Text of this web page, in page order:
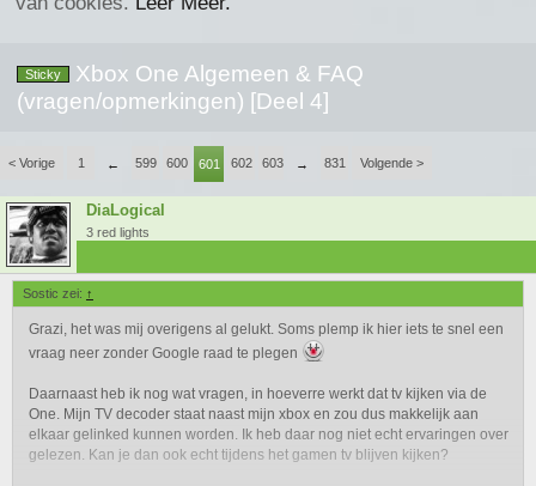
Sticky
Xbox One Algemeen & FAQ
(vragen/opmerkingen) [Deel 4]
< Vorige 1 ← 599 600 601 602 603 → 831 Volgende >
DiaLogical
3 red lights
Sostic zei: ↑
Grazi, het was mij overigens al gelukt. Soms plemp ik hier iets te snel een
vraag neer zonder Google raad te plegen
Daarnaast heb ik nog wat vragen, in hoeverre werkt dat tv kijken via de
One. Mijn TV decoder staat naast mijn xbox en zou dus makkelijk aan
elkaar gelinked kunnen worden. Ik heb daar nog niet echt ervaringen over
gelezen. Kan je dan ook echt tijdens het gamen tv blijven kijken?